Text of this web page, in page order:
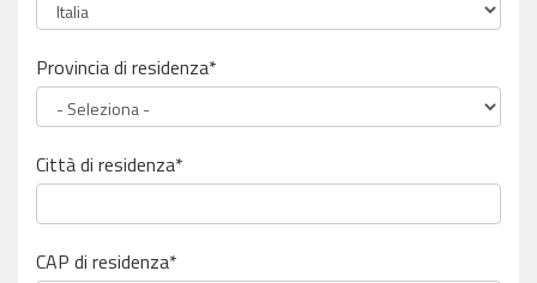
Provincia di residenza*
Città di residenza*
CAP di residenza*